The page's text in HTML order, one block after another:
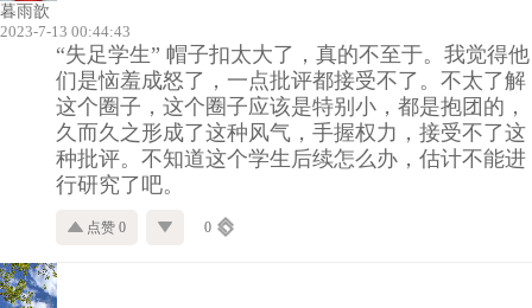
暮雨歆
2023-7-13 00:44:43
“失足学生” 帽子扣太大了，真的不至于。我觉得他
们是恼羞成怒了，一点批评都接受不了。不太了解
这个圈子，这个圈子应该是特别小，都是抱团的，
久而久之形成了这种风气，手握权力，接受不了这
种批评。不知道这个学生后续怎么办，估计不能进
行研究了吧。
点赞 0 0